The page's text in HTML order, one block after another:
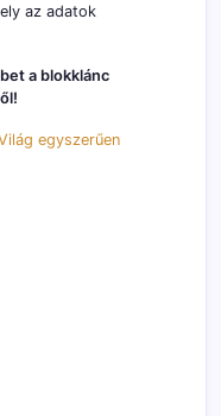
az adatok
a blokklánc
egyszerűen